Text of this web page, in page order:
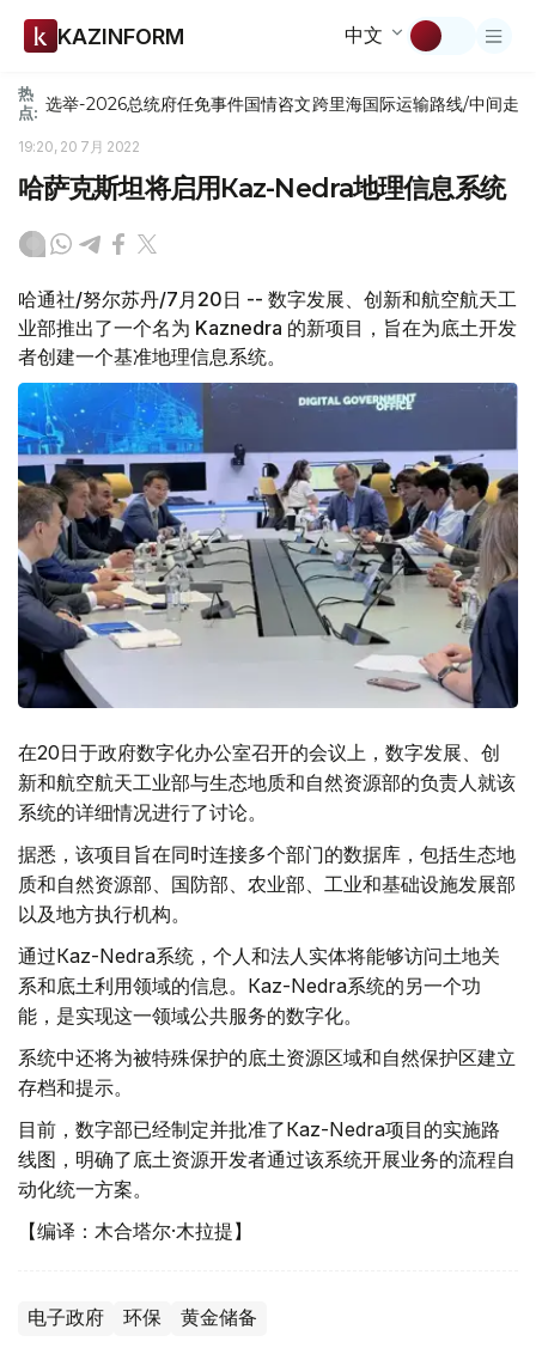
KAZINFORM 中文
热
点: 选举-2026总统府任免事件国情咨文跨里海国际运输路线/中间走廊
19:20, 20 7月 2022
哈萨克斯坦将启用Кaz-Nedra地理信息系统
哈通社/努尔苏丹/7月20日 -- 数字发展、创新和航空航天工
业部推出了一个名为 Kaznedra 的新项目，旨在为底土开发
者创建一个基准地理信息系统。
在20日于政府数字化办公室召开的会议上，数字发展、创
新和航空航天工业部与生态地质和自然资源部的负责人就该
系统的详细情况进行了讨论。
据悉，该项目旨在同时连接多个部门的数据库，包括生态地
质和自然资源部、国防部、农业部、工业和基础设施发展部
以及地方执行机构。
通过Кaz-Nedra系统，个人和法人实体将能够访问土地关
系和底土利用领域的信息。Кaz-Nedra系统的另一个功
能，是实现这一领域公共服务的数字化。
系统中还将为被特殊保护的底土资源区域和自然保护区建立
存档和提示。
目前，数字部已经制定并批准了Кaz-Nedra项目的实施路
线图，明确了底土资源开发者通过该系统开展业务的流程自
动化统一方案。
【编译：木合塔尔·木拉提】
电子政府 环保 黄金储备